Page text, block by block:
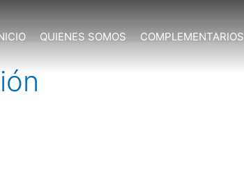
QUIENES SOMOS COMPLEMENTARIOS